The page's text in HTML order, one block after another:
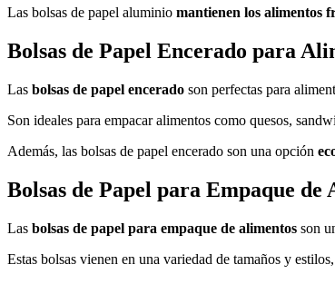
Las bolsas de papel aluminio mantienen los alimentos
Bolsas de Papel Encerado para
Las bolsas de papel encerado son perfectas para
Son ideales para empacar alimentos como quesos,
Además, las bolsas de papel encerado son una opción
Bolsas de Papel para Empaque de
Las bolsas de papel para empaque de alimentos son
Estas bolsas vienen en una variedad de tamaños y